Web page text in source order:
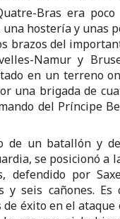
Bras era
hostería y unas
brazos del
Namur y
en un terreno
una brigada de
del Príncipe
de un batallón y
se posicionó a
defendido por
y seis cañones.
éxito en el ataque